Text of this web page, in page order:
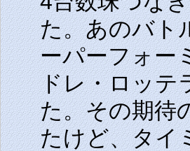
た。あのバト
ーパーフォー
ドレ・ロッテ
た。その期待
たけど、タイ